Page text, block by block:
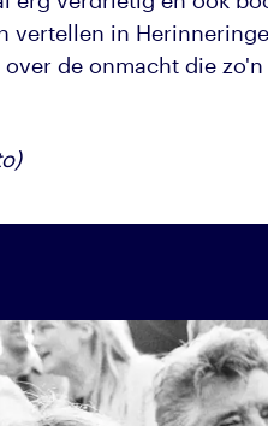
vertellen in
de onmacht die zo'n